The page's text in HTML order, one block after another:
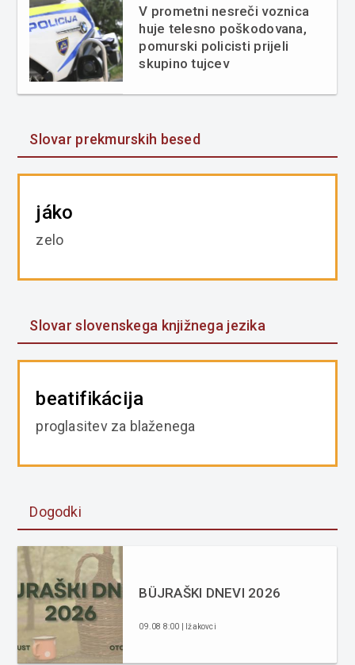
V prometni nesreči voznica
huje telesno poškodovana,
pomurski policisti prijeli
skupino tujcev
Slovar prekmurskih besed
jáko
zelo
Slovar slovenskega knjižnega jezika
beatifikácija
proglasitev za blaženega
Dogodki
BÜJRAŠKI DNEVI 2026
09.08 8:00 | Ižakovci